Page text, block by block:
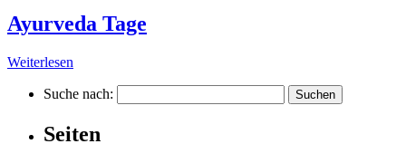
Ayurveda Tage
Weiterlesen
Suche nach:
Seiten